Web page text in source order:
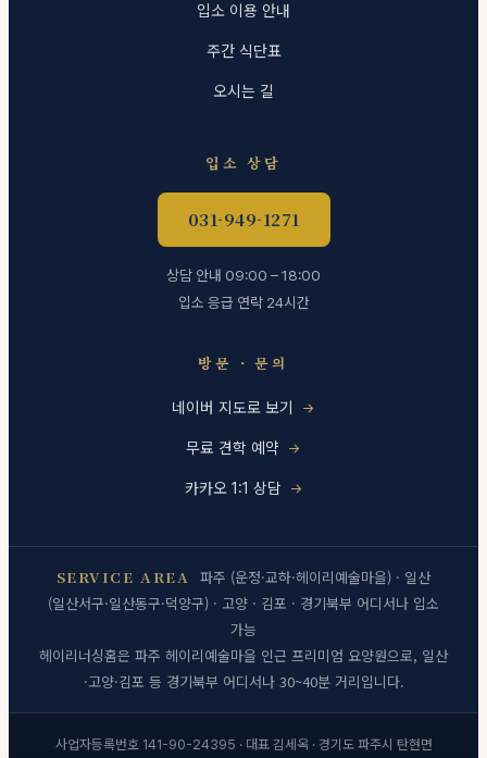
입소 이용 안내
주간 식단표
오시는 길
입소 상담
031-949-1271
상담 안내 09:00 – 18:00
입소 응급 연락 24시간
방문 · 문의
네이버 지도로 보기
무료 견학 예약
카카오 1:1 상담
SERVICE AREA 파주 (운정·교하·헤이리예술마을) · 일산
(일산서구·일산동구·덕양구) · 고양 · 김포 · 경기북부 어디서나 입소
가능
헤이리너싱홈은 파주 헤이리예술마을 인근 프리미엄 요양원으로, 일산
·고양·김포 등 경기북부 어디서나 30~40분 거리입니다.
사업자등록번호 141-90-24395 · 대표 김세옥 · 경기도 파주시 탄현면